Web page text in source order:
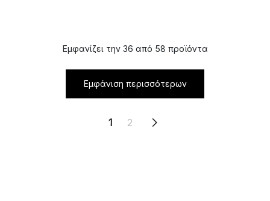
Εμφανίζει την 36 από 58 προϊόντα
Εμφάνιση περισσότερων
1 2